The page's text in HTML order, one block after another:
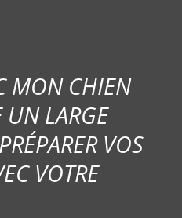
MON CHIEN
UN LARGE
VOS
VOTRE